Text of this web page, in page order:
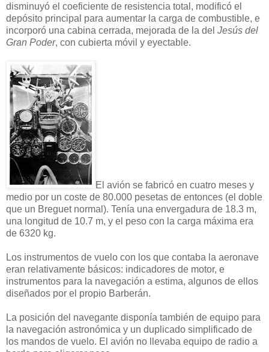
disminuyó el coeficiente de resistencia total, modificó el
depósito principal para aumentar la carga de combustible, e
incorporó una cabina cerrada, mejorada de la del Jesús del
Gran Poder, con cubierta móvil y eyectable.
El avión se fabricó en cuatro meses y
medio por un coste de 80.000 pesetas de entonces (el doble
que un Breguet normal). Tenía una envergadura de 18.3 m,
una longitud de 10.7 m, y el peso con la carga máxima era
de 6320 kg.
Los instrumentos de vuelo con los que contaba la aeronave
eran relativamente básicos: indicadores de motor, e
instrumentos para la navegación a estima, algunos de ellos
diseñados por el propio Barberán.
La posición del navegante disponía también de equipo para
la navegación astronómica y un duplicado simplificado de
los mandos de vuelo. El avión no llevaba equipo de radio a